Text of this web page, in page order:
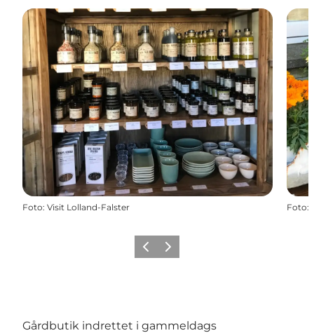
Foto: Visit Lolland-Falster Foto:
ForrigeNæste
Gårdbutik indrettet i gammeldags